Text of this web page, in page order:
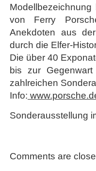
von Ferry
Anekdoten aus
durch die Elfer-
Die über 40
bis zur
zahlreichen
Info:
Sonderausstellung
Comments are